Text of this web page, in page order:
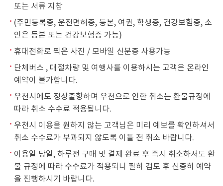
또는 서류 지참
(주민등록증, 운전면허증, 등본, 여권, 학생증, 건강보험증, 소
인은 등본 또는 건강보험증 가능)
휴대전화로 찍은 사진 / 모바일 신분증 사용가능
단체버스 , 대절차량 및 여행사를 이용하시는 고객은 온라인
예약이 불가합니다.
우천시에도 정상출항하며 우천으로 인한 취소는 환불규정에
따라 취소 수수료 적용됩니다.
우천시 이용을 원하지 않는 고객님은 미리 예보를 확인하셔서
취소 수수료가 부과되지 않도록 이틀 전 취소 바랍니다.
이용일 당일, 하루전 구매 및 결제 완료 후 즉시 취소하셔도 환
불 규정에 따라 수수료가 적용되니 필히 검토 후 신중히 예약
을 진행하시기 바랍니다.